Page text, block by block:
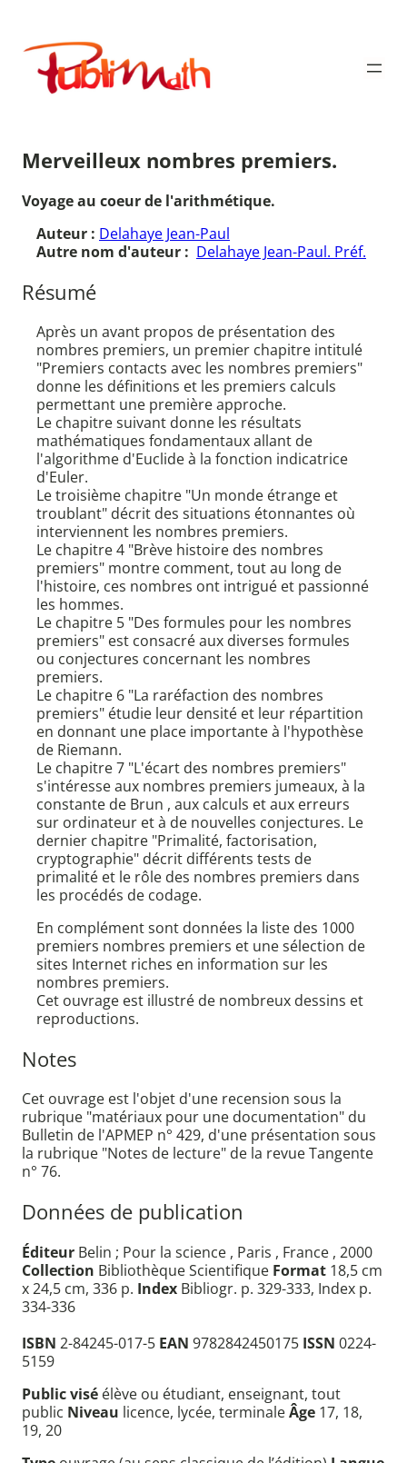
contenu
Publimath
Merveilleux nombres premiers.
Voyage au coeur de l'arithmétique.
Auteur : Delahaye Jean-Paul
Autre nom d'auteur : Delahaye Jean-Paul. Préf.
Résumé
Après un avant propos de présentation des
nombres premiers, un premier chapitre intitulé
"Premiers contacts avec les nombres premiers"
donne les définitions et les premiers calculs
permettant une première approche.
Le chapitre suivant donne les résultats
mathématiques fondamentaux allant de
l'algorithme d'Euclide à la fonction indicatrice
d'Euler.
Le troisième chapitre "Un monde étrange et
troublant" décrit des situations étonnantes où
interviennent les nombres premiers.
Le chapitre 4 "Brève histoire des nombres
premiers" montre comment, tout au long de
l'histoire, ces nombres ont intrigué et passionné
les hommes.
Le chapitre 5 "Des formules pour les nombres
premiers" est consacré aux diverses formules
ou conjectures concernant les nombres
premiers.
Le chapitre 6 "La raréfaction des nombres
premiers" étudie leur densité et leur répartition
en donnant une place importante à l'hypothèse
de Riemann.
Le chapitre 7 "L'écart des nombres premiers"
s'intéresse aux nombres premiers jumeaux, à la
constante de Brun , aux calculs et aux erreurs
sur ordinateur et à de nouvelles conjectures. Le
dernier chapitre "Primalité, factorisation,
cryptographie" décrit différents tests de
primalité et le rôle des nombres premiers dans
les procédés de codage.
En complément sont données la liste des 1000
premiers nombres premiers et une sélection de
sites Internet riches en information sur les
nombres premiers.
Cet ouvrage est illustré de nombreux dessins et
reproductions.
Notes
Cet ouvrage est l'objet d'une recension sous la
rubrique "matériaux pour une documentation" du
Bulletin de l'APMEP n° 429, d'une présentation sous
la rubrique "Notes de lecture" de la revue Tangente
n° 76.
Données de publication
Éditeur Belin ; Pour la science , Paris , France , 2000
Collection Bibliothèque Scientifique Format 18,5 cm
x 24,5 cm, 336 p. Index Bibliogr. p. 329-333, Index p.
334-336
ISBN 2-84245-017-5 EAN 9782842450175 ISSN 0224-
5159
Public visé élève ou étudiant, enseignant, tout
public Niveau licence, lycée, terminaleÂge 17, 18,
19, 20